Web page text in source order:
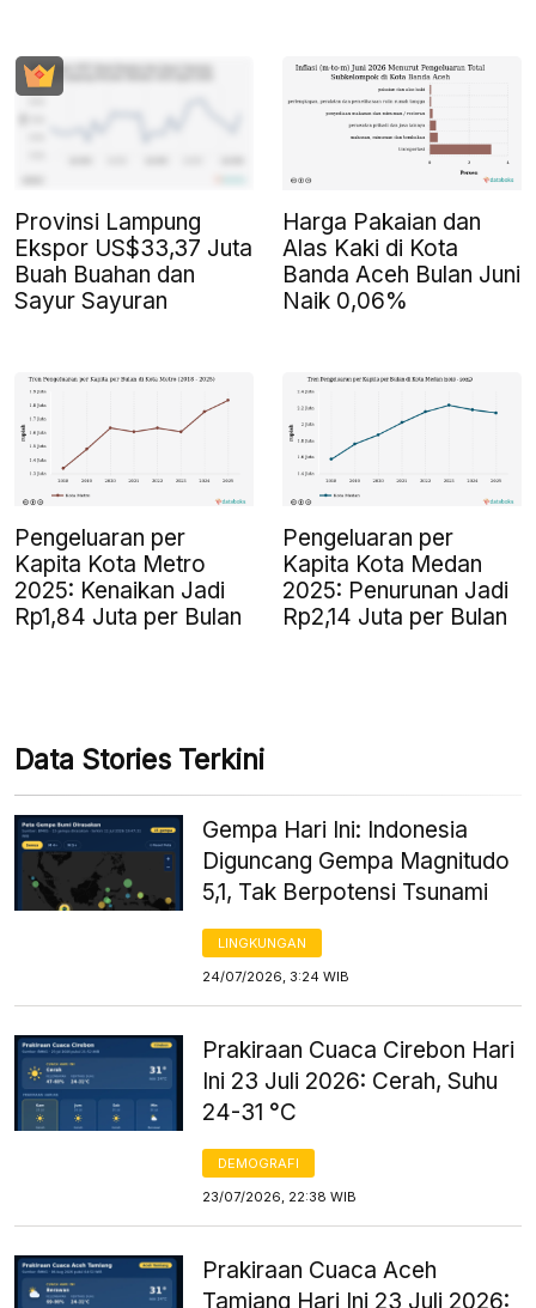
Provinsi Lampung
Ekspor US$33,37 Juta
Buah Buahan dan
Sayur Sayuran
Harga Pakaian dan
Alas Kaki di Kota
Banda Aceh Bulan Juni
Naik 0,06%
Pengeluaran per
Kapita Kota Metro
2025: Kenaikan Jadi
Rp1,84 Juta per Bulan
Pengeluaran per
Kapita Kota Medan
2025: Penurunan Jadi
Rp2,14 Juta per Bulan
Data Stories Terkini
Gempa Hari Ini: Indonesia
Diguncang Gempa Magnitudo
5,1, Tak Berpotensi Tsunami
LINGKUNGAN
24/07/2026, 3:24 WIB
Prakiraan Cuaca Cirebon Hari
Ini 23 Juli 2026: Cerah, Suhu
24-31 °C
DEMOGRAFI
23/07/2026, 22:38 WIB
Prakiraan Cuaca Aceh
Tamiang Hari Ini 23 Juli 2026: